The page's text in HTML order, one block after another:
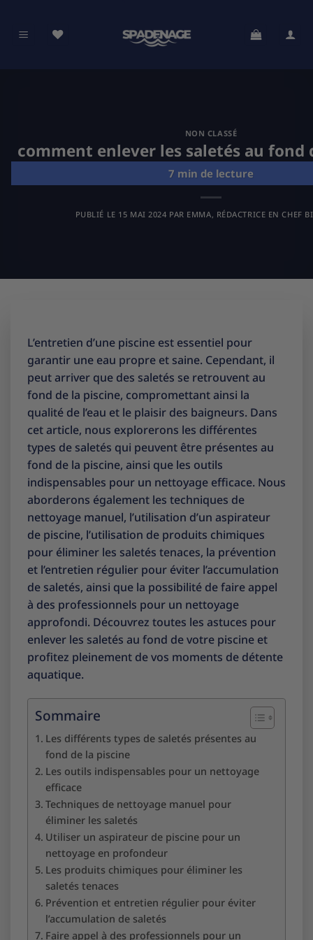
contenu
NON CLASSÉ
comment enlever les saletés au fond
PUBLIÉ LE 15 MAI 2024 PAR EMMA, RÉDACTRICE EN CHEF
L’entretien d’une piscine est essentiel pour
garantir une eau propre et saine. Cependant, il
peut arriver que des saletés se retrouvent au
fond de la piscine, compromettant ainsi la
qualité de l’eau et le plaisir des baigneurs. Dans
cet article, nous explorerons les différentes
types de saletés qui peuvent être présentes au
fond de la piscine, ainsi que les outils
indispensables pour un nettoyage efficace. Nous
aborderons également les techniques de
nettoyage manuel, l’utilisation d’un aspirateur
de piscine, l’utilisation de produits chimiques
pour éliminer les saletés tenaces, la prévention
et l’entretien régulier pour éviter l’accumulation
de saletés, ainsi que la possibilité de faire appel
à des professionnels pour un nettoyage
approfondi. Découvrez toutes les astuces pour
enlever les saletés au fond de votre piscine et
profitez pleinement de vos moments de détente
aquatique.
Sommaire
Les différents types de saletés présentes au
fond de la piscine
Les outils indispensables pour un nettoyage
efficace
Techniques de nettoyage manuel pour
éliminer les saletés
Utiliser un aspirateur de piscine pour un
nettoyage en profondeur
Les produits chimiques pour éliminer les
saletés tenaces
Prévention et entretien régulier pour éviter
l’accumulation de saletés
Faire appel à des professionnels pour un